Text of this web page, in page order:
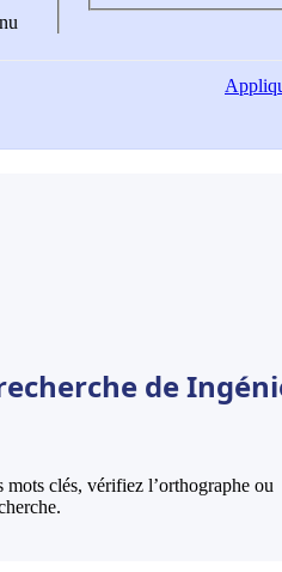
de
mots clés, vérifiez l’orthographe ou